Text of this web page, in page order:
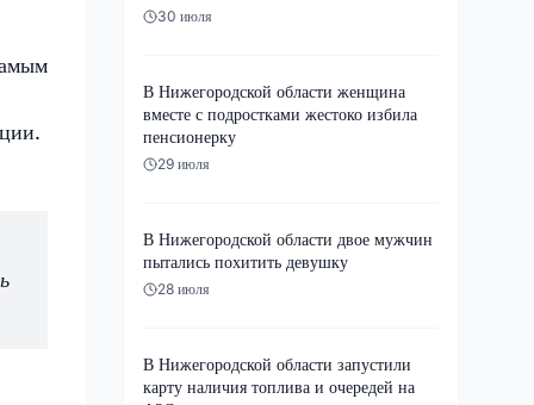
30 июля
В Нижегородской области женщина
вместе с подростками жестоко избила
пенсионерку
29 июля
В Нижегородской области двое мужчин
пытались похитить девушку
28 июля
В Нижегородской области запустили
карту наличия топлива и очередей на